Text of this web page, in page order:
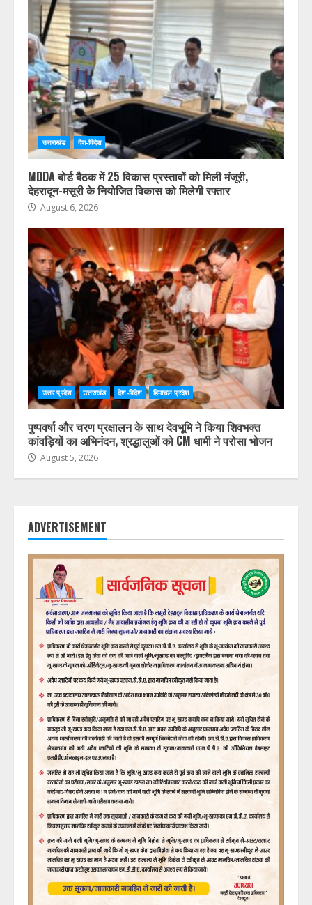
उत्तराखंड देश-विदेश
MDDA बोर्ड बैठक में 25 विकास प्रस्तावों को मिली मंजूरी,
देहरादून-मसूरी के नियोजित विकास को मिलेगी रफ्तार
August 6, 2026
उत्तर प्रदेश उत्तराखंड देश-विदेश हिमाचल प्रदेश
पुष्पवर्षा और चरण प्रक्षालन के साथ देवभूमि ने किया शिवभक्त
कांवड़ियों का अभिनंदन, श्रद्धालुओं को CM धामी ने परोसा भोजन
August 5, 2026
ADVERTISEMENT